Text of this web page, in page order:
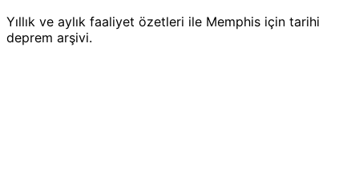
Yıllık ve aylık faaliyet özetleri ile Memphis için tarihi
deprem arşivi.